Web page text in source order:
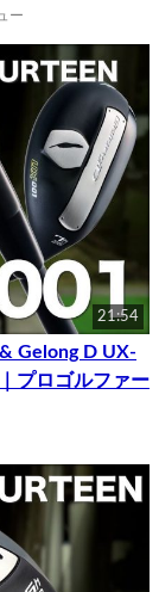
ー
21:54
Gelong D UX-
プロゴルファー